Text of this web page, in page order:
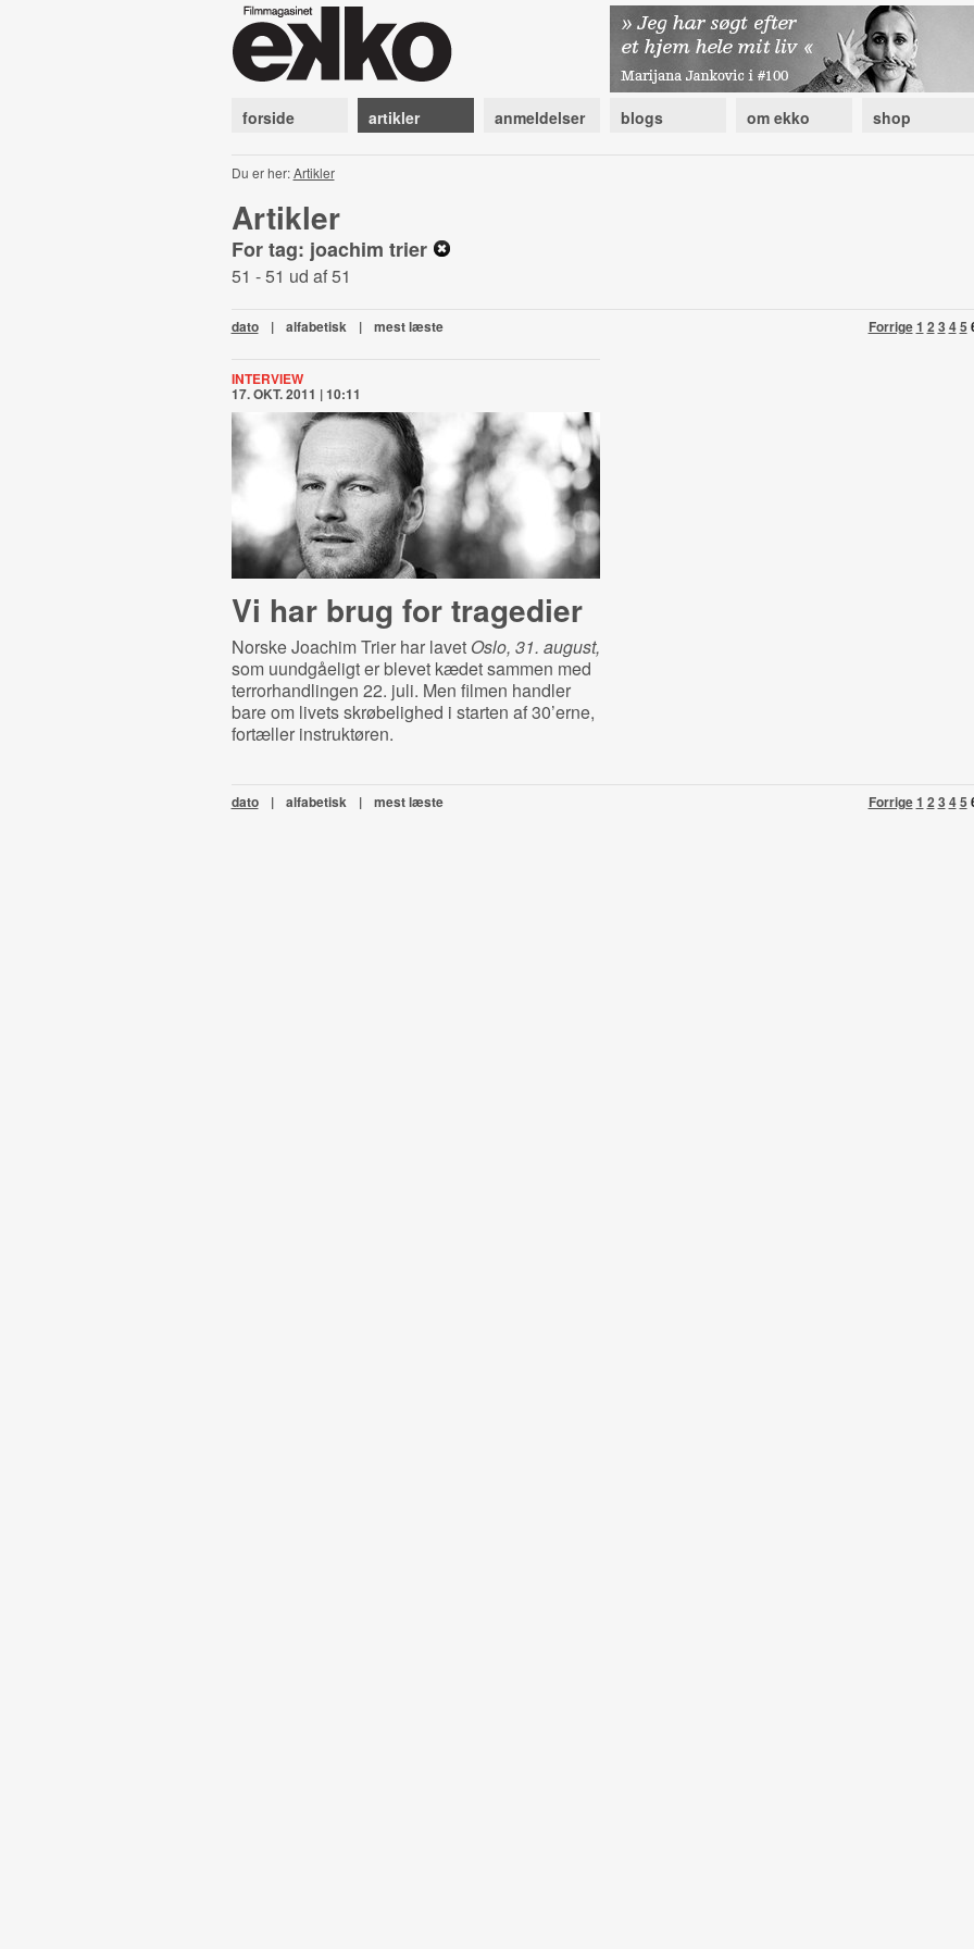
forside artikler anmeldelser blogs om ekko shop
Du er her:Artikler
Artikler
For tag: joachim trier
51 - 51 ud af 51
Forrige1 2 3 45
dato | alfabetisk | mest læste
INTERVIEW
17. OKT. 2011 | 10:11
Vi har brug for tragedier
Norske Joachim Trier har lavet Oslo, 31. august,
som uundgåeligt er blevet kædet sammen med
terrorhandlingen 22. juli. Men filmen handler
bare om livets skrøbelighed i starten af 30’erne,
fortæller instruktøren.
Forrige1 2 3 45
dato | alfabetisk | mest læste